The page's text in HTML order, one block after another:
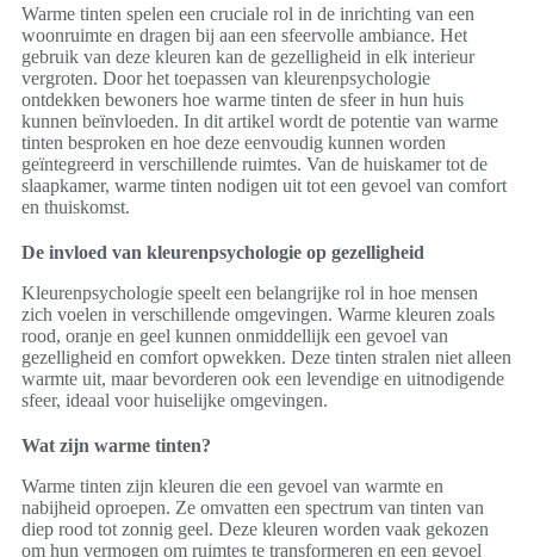
Warme tinten spelen een cruciale rol in de inrichting van een
woonruimte en dragen bij aan een sfeervolle ambiance. Het
gebruik van deze kleuren kan de gezelligheid in elk interieur
vergroten. Door het toepassen van kleurenpsychologie
ontdekken bewoners hoe warme tinten de sfeer in hun huis
kunnen beïnvloeden. In dit artikel wordt de potentie van warme
tinten besproken en hoe deze eenvoudig kunnen worden
geïntegreerd in verschillende ruimtes. Van de huiskamer tot de
slaapkamer, warme tinten nodigen uit tot een gevoel van comfort
en thuiskomst.
De invloed van kleurenpsychologie op gezelligheid
Kleurenpsychologie speelt een belangrijke rol in hoe mensen
zich voelen in verschillende omgevingen. Warme kleuren zoals
rood, oranje en geel kunnen onmiddellijk een gevoel van
gezelligheid en comfort opwekken. Deze tinten stralen niet alleen
warmte uit, maar bevorderen ook een levendige en uitnodigende
sfeer, ideaal voor huiselijke omgevingen.
Wat zijn warme tinten?
Warme tinten zijn kleuren die een gevoel van warmte en
nabijheid oproepen. Ze omvatten een spectrum van tinten van
diep rood tot zonnig geel. Deze kleuren worden vaak gekozen
om hun vermogen om ruimtes te transformeren en een gevoel